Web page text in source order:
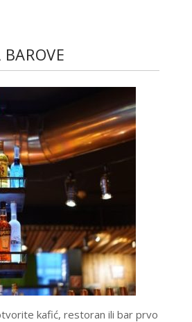
kafić, restoran ili bar prvo